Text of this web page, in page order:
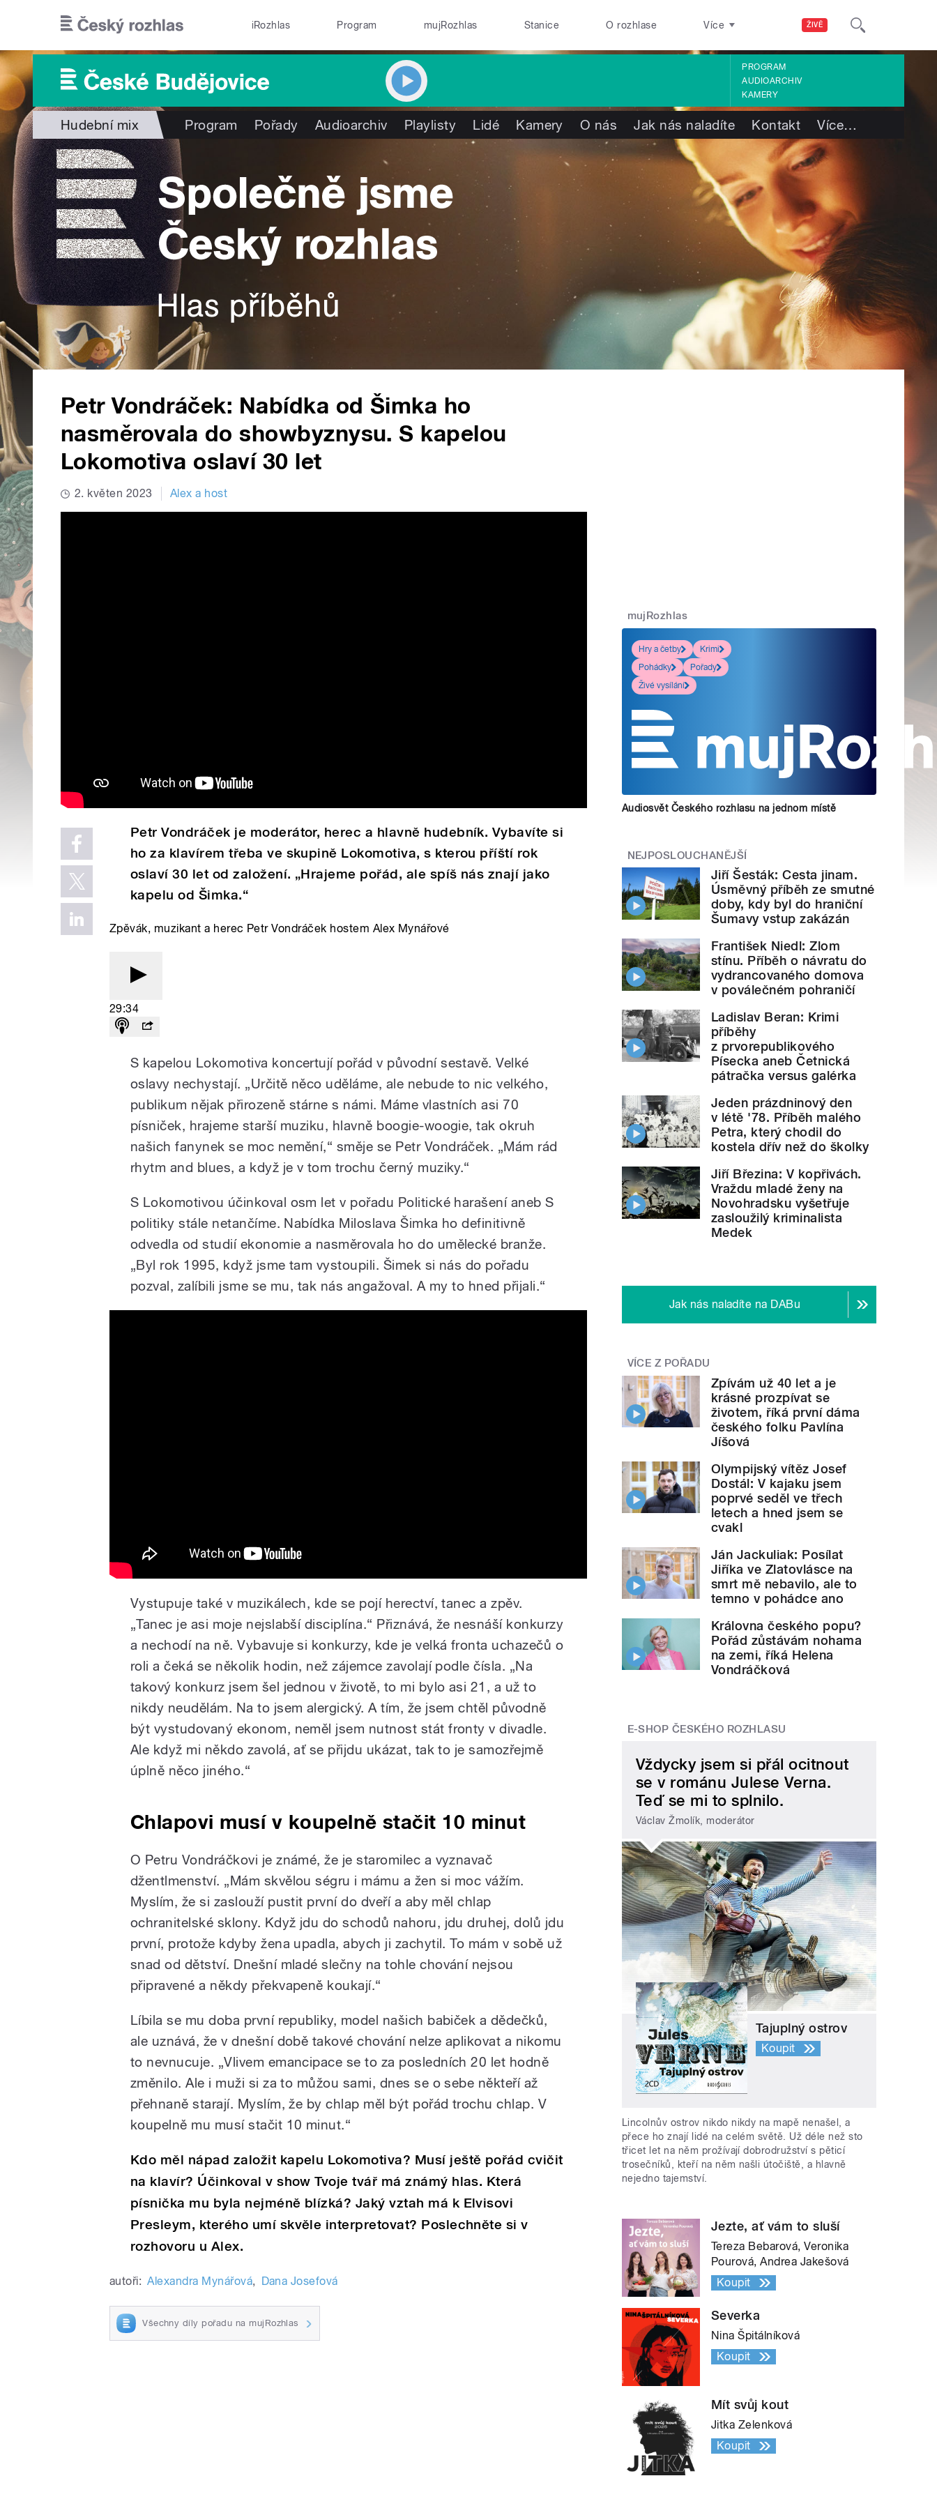
ŽIVĚ
iRozhlas Program mujRozhlas Stanice O rozhlase Více
PROGRAM
AUDIOARCHIV
KAMERY
Hudební mix Program Pořady Audioarchiv Playlisty Lidé Kamery O nás Jak nás naladíte Kontakt Více…
Petr Vondráček: Nabídka od Šimka ho
nasměrovala do showbyznysu. S kapelou
Lokomotiva oslaví 30 let
2. květen 2023 Alex a host
Petr Vondráček je moderátor, herec a hlavně hudebník. Vybavíte si
ho za klavírem třeba ve skupině Lokomotiva, s kterou příští rok
oslaví 30 let od založení. „Hrajeme pořád, ale spíš nás znají jako
kapelu od Šimka.“
Zpěvák, muzikant a herec Petr Vondráček hostem Alex Mynářové
29:34
S kapelou Lokomotiva koncertují pořád v původní sestavě. Velké
oslavy nechystají. „Určitě něco uděláme, ale nebude to nic velkého,
publikum nějak přirozeně stárne s námi. Máme vlastních asi 70
písniček, hrajeme starší muziku, hlavně boogie-woogie, tak okruh
našich fanynek se moc nemění,“ směje se Petr Vondráček. „Mám rád
rhytm and blues, a když je v tom trochu černý muziky.“
S Lokomotivou účinkoval osm let v pořadu Politické harašení aneb S
politiky stále netančíme. Nabídka Miloslava Šimka ho definitivně
odvedla od studií ekonomie a nasměrovala ho do umělecké branže.
„Byl rok 1995, když jsme tam vystoupili. Šimek si nás do pořadu
pozval, zalíbili jsme se mu, tak nás angažoval. A my to hned přijali.“
Vystupuje také v muzikálech, kde se pojí herectví, tanec a zpěv.
„Tanec je asi moje nejslabší disciplína.“ Přiznává, že nesnáší konkurzy
a nechodí na ně. Vybavuje si konkurzy, kde je velká fronta uchazečů o
roli a čeká se několik hodin, než zájemce zavolají podle čísla. „Na
takový konkurz jsem šel jednou v životě, to mi bylo asi 21, a už to
nikdy neudělám. Na to jsem alergický. A tím, že jsem chtěl původně
být vystudovaný ekonom, neměl jsem nutnost stát fronty v divadle.
Ale když mi někdo zavolá, ať se přijdu ukázat, tak to je samozřejmě
úplně něco jiného.“
Chlapovi musí v koupelně stačit 10 minut
O Petru Vondráčkovi je známé, že je staromilec a vyznavač
džentlmenství. „Mám skvělou ségru i mámu a žen si moc vážím.
Myslím, že si zaslouží pustit první do dveří a aby měl chlap
ochranitelské sklony. Když jdu do schodů nahoru, jdu druhej, dolů jdu
první, protože kdyby žena upadla, abych ji zachytil. To mám v sobě už
snad od dětství. Dnešní mladé slečny na tohle chování nejsou
připravené a někdy překvapeně koukají.“
Líbila se mu doba první republiky, model našich babiček a dědečků,
ale uznává, že v dnešní době takové chování nelze aplikovat a nikomu
to nevnucuje. „Vlivem emancipace se to za posledních 20 let hodně
změnilo. Ale i muži si za to můžou sami, dnes se o sebe někteří až
přehnaně starají. Myslím, že by chlap měl být pořád trochu chlap. V
koupelně mu musí stačit 10 minut.“
Kdo měl nápad založit kapelu Lokomotiva? Musí ještě pořád cvičit
na klavír? Účinkoval v show Tvoje tvář má známý hlas. Která
písnička mu byla nejméně blízká? Jaký vztah má k Elvisovi
Presleym, kterého umí skvěle interpretovat? Poslechněte si v
rozhovoru u Alex.
autoři: Alexandra Mynářová, Dana Josefová
Všechny díly pořadu na mujRozhlas
mujRozhlas
Hry a četby
Krimi
Pohádky
Pořady
Živé vysílání
Audiosvět Českého rozhlasu na jednom místě
NEJPOSLOUCHANĚJŠÍ
Jiří Šesták: Cesta jinam.
Úsměvný příběh ze smutné
doby, kdy byl do hraniční
Šumavy vstup zakázán
František Niedl: Zlom
stínu. Příběh o návratu do
vydrancovaného domova
v poválečném pohraničí
Ladislav Beran: Krimi
příběhy
z prvorepublikového
Písecka aneb Četnická
pátračka versus galérka
Jeden prázdninový den
v létě '78. Příběh malého
Petra, který chodil do
kostela dřív než do školky
Jiří Březina: V kopřivách.
Vraždu mladé ženy na
Novohradsku vyšetřuje
zasloužilý kriminalista
Medek
Jak nás naladíte na DABu
VÍCE Z POŘADU
Zpívám už 40 let a je
krásné prozpívat se
životem, říká první dáma
českého folku Pavlína
Jíšová
Olympijský vítěz Josef
Dostál: V kajaku jsem
poprvé seděl ve třech
letech a hned jsem se
cvakl
Ján Jackuliak: Posílat
Jiříka ve Zlatovlásce na
smrt mě nebavilo, ale to
temno v pohádce ano
Královna českého popu?
Pořád zůstávám nohama
na zemi, říká Helena
Vondráčková
E-SHOP ČESKÉHO ROZHLASU
Vždycky jsem si přál ocitnout
se v románu Julese Verna.
Teď se mi to splnilo.
Václav Žmolík, moderátor
Tajuplný ostrov
Koupit
Lincolnův ostrov nikdo nikdy na mapě nenašel, a
přece ho znají lidé na celém světě. Už déle než sto
třicet let na něm prožívají dobrodružství s pěticí
trosečníků, kteří na něm našli útočiště, a hlavně
nejedno tajemství.
Jezte, ať vám to sluší
Tereza Bebarová, Veronika
Pourová, Andrea Jakešová
Koupit
Severka
Nina Špitálníková
Koupit
Mít svůj kout
Jitka Zelenková
Koupit